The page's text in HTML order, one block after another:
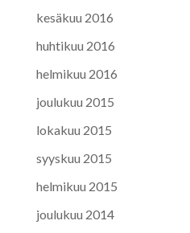
kesäkuu 2016
huhtikuu 2016
helmikuu 2016
joulukuu 2015
lokakuu 2015
syyskuu 2015
helmikuu 2015
joulukuu 2014